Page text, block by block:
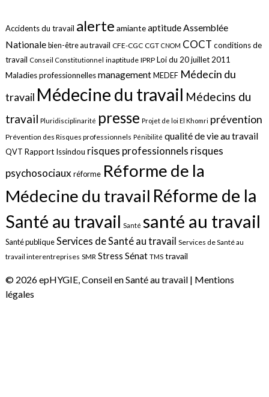
Accidents du travail alerte amianteaptitudeAssemblée
Nationale bien-être au travail CFE-CGC CGT CNOM COCT conditions de
travail Conseil Constitutionnel inaptitude IPRP Loi du 20 juillet 2011
Maladies professionnellesmanagement MEDEF Médecin du
travail Médecine du travail Médecins du
travail Pluridisciplinarité presse Projet de loi El Khomri prévention
Prévention des Risques professionnels Pénibilité qualité de vie au travail
QVT Rapport Issindou risques professionnels risques
psychosociauxréforme Réforme de la
Médecine du travail Réforme de la
Santé au travail Santé santé au travail
Santé publiqueServices de Santé au travail Services de Santé au
travail interentreprises SMR Stress Sénat TMS travail
© 2026 epHYGIE, Conseil en Santé au travail | Mentions
légales